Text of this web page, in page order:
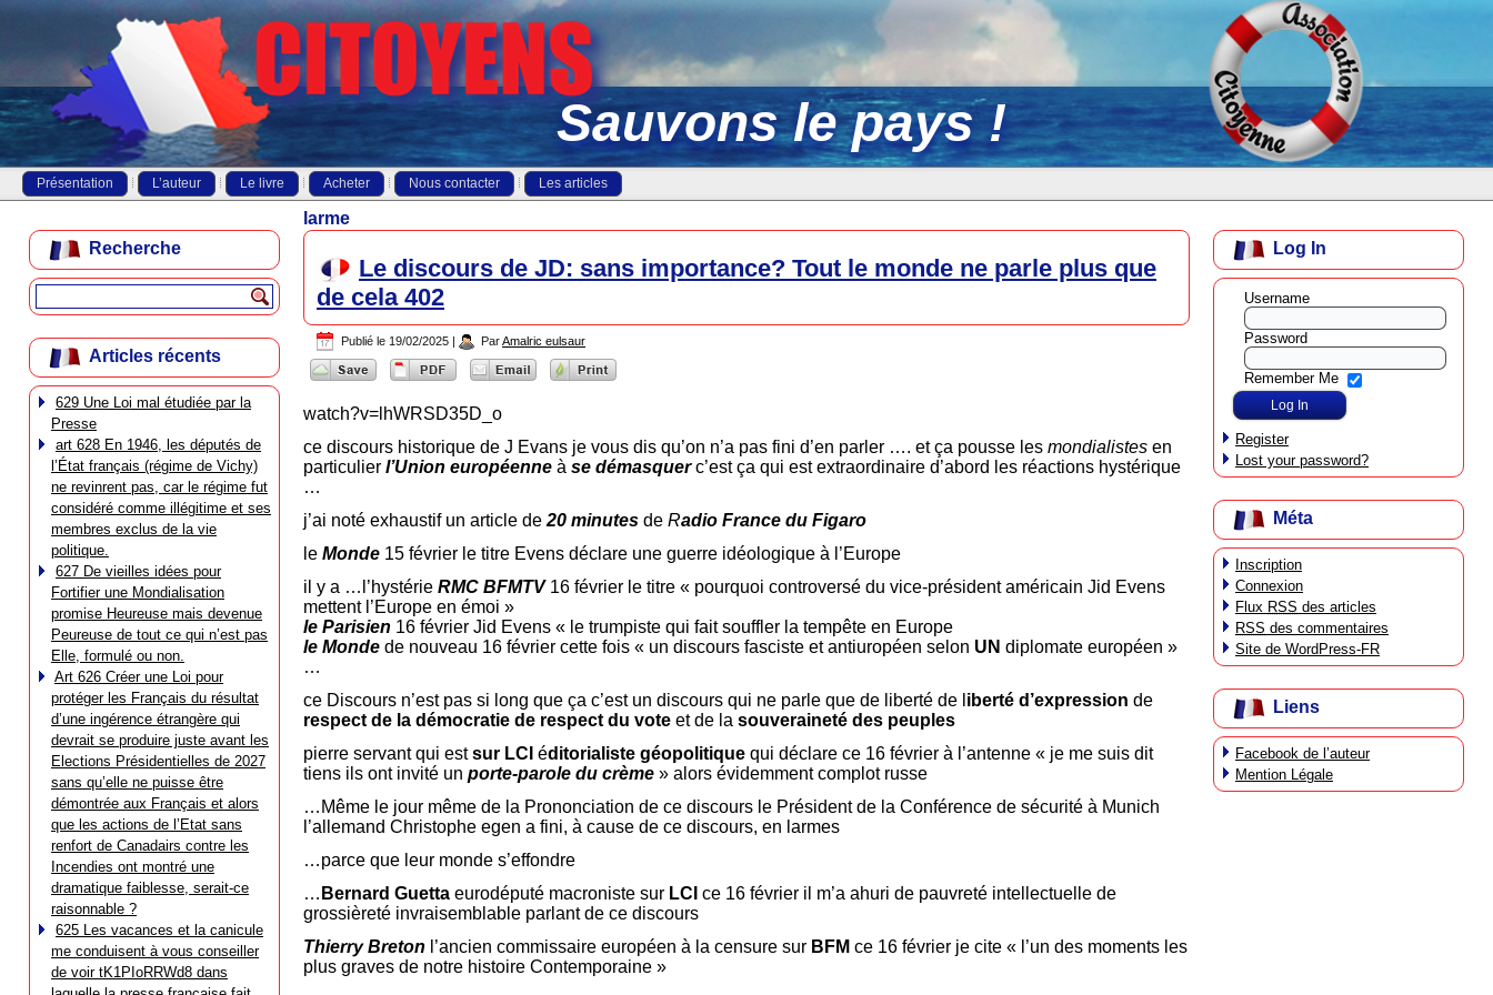
Sauvons le pays !
Présentation L’auteur Le livre Acheter Nous contacter Les articles
Recherche
Articles récents
629 Une Loi mal étudiée par la
Presse
art 628 En 1946, les députés de
l’État français (régime de Vichy)
ne revinrent pas, car le régime fut
considéré comme illégitime et ses
membres exclus de la vie
politique.
627 De vieilles idées pour
Fortifier une Mondialisation
promise Heureuse mais devenue
Peureuse de tout ce qui n’est pas
Elle, formulé ou non.
Art 626 Créer une Loi pour
protéger les Français du résultat
d’une ingérence étrangère qui
devrait se produire juste avant les
Elections Présidentielles de 2027
sans qu’elle ne puisse être
démontrée aux Français et alors
que les actions de l’Etat sans
renfort de Canadairs contre les
Incendies ont montré une
dramatique faiblesse, serait-ce
raisonnable ?
625 Les vacances et la canicule
me conduisent à vous conseiller
de voir tK1PIoRRWd8 dans
larme
Le discours de JD: sans importance? Tout le monde ne parle plus que
de cela 402
Publié le 19/02/2025 | ParAmalric eulsaur
watch?v=lhWRSD35D_o
ce discours historique de J Evans je vous dis qu’on n’a pas fini d’en parler …. et ça pousse les mondialistes en
particulier l’Union européenne à se démasquerc’est ça qui est extraordinaire d’abord les réactions hystérique
…
j’ai noté exhaustif un article de 20 minutes de Radio France du Figaro
le Monde 15 février le titre Evens déclare une guerre idéologique à l’Europe
il y a …l’hystérie RMC BFMTV16 février le titre « pourquoi controversé du vice-président américain Jid Evens
mettent l’Europe en émoi »
le Parisien 16 février Jid Evens « le trumpiste qui fait souffler la tempête en Europe
le Monde de nouveau 16 février cette fois « un discours fasciste et antiuropéen selon UN diplomate européen »
…
ce Discours n’est pas si long que ça c’est un discours qui ne parle que de liberté de l iberté d’expression de
respect de la démocratie de respect du vote et de la souveraineté des peuples
pierre servant qui estsur LCI éditorialiste géopolitique qui déclare ce 16 février à l’antenne « je me suis dit
tiens ils ont invité un porte-parole du crème » alors évidemment complot russe
…Même le jour même de la Prononciation de ce discours le Président de la Conférence de sécurité à Munich
l’allemand Christophe egen a fini, à cause de ce discours, en larmes
…parce que leur monde s’effondre
… Bernard Guetta eurodéputé macroniste sur LCI ce 16 février il m’a ahuri de pauvreté intellectuelle de
grossièreté invraisemblable parlant de ce discours
Thierry Breton l’ancien commissaire européen à la censure sur BFM ce 16 février je cite « l’un des moments les
plus graves de notre histoire Contemporaine »
Log In
Username
Password
Remember Me
Register
Lost your password?
Méta
Inscription
Connexion
Flux RSS des articles
RSS des commentaires
Site de WordPress-FR
Liens
Facebook de l’auteur
Mention Légale